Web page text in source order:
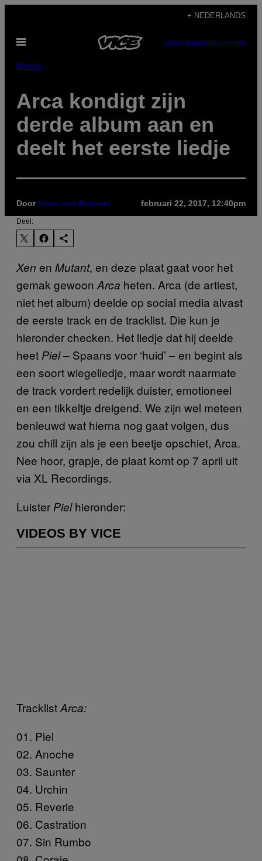
de
inhoud
+ NEDERLANDS
Open
SUBSCRIBENEWSLETTER
Muziek
Arca kondigt zijn
derde album aan en
deelt het eerste liedje
Door Koen van Bommel februari 22, 2017, 12:40pm
Deel:
Xen en Mutant, en deze plaat gaat voor het
gemak gewoon Arca heten. Arca (de artiest,
niet het album) deelde op social media alvast
de eerste track en de tracklist. Die kun je
hieronder checken. Het liedje dat hij deelde
heet Piel ­­– Spaans voor ‘huid’ – en begint als
een soort wiegeliedje, maar wordt naarmate
de track vordert redelijk duister, emotioneel
en een tikkeltje dreigend. We zijn wel meteen
benieuwd wat hierna nog gaat volgen, dus
zou chill zijn als je een beetje opschiet, Arca.
Nee hoor, grapje, de plaat komt op 7 april uit
via XL Recordings.
Luister Pielhieronder:
VIDEOS BY VICE
TracklistArca:
01. Piel
02. Anoche
03. Saunter
04. Urchin
05. Reverie
06. Castration
07. Sin Rumbo